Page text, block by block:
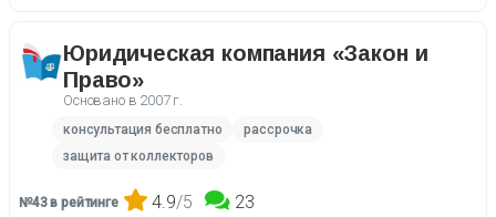
Юридическая компания «Закон и
Право»
Основано в 2007 г.
консультация бесплатно
рассрочка
защита от коллекторов
№43 в рейтинге 4.9/5 23